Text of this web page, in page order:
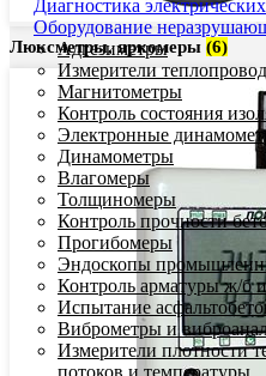
Диагностика
Оборудование
Адгезиметры
Измерители
Магнитометры
Контроль состояния
Электронные
Динамометры
Влагомеры
Толщиномеры
Контроль прочности
Прогибомеры
Эндоскопы
Контроль арматуры ж/б
Испытание
Виброметры и
Измерители плотности
потоков и температуры
Люксметры, яркомеры (6)